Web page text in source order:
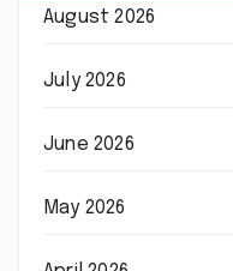
August 2026
July 2026
June 2026
May 2026